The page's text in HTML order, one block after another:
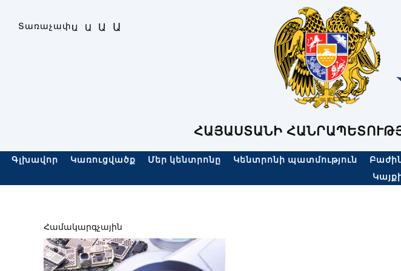
Տառաչափ։Ա Ա Ա Ա
ՀԱՅԱՍՏԱՆԻ
Գլխավոր Կառուցվածք Մեր կենտրոնը Կենտրոնի պատմություն
Համակարգչային